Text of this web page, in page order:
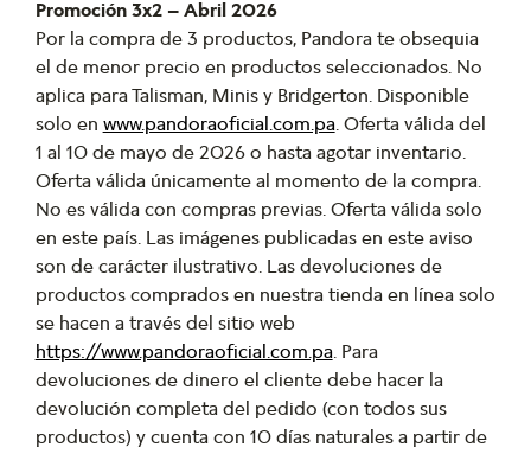
Promoción 3x2 – Abril 2026
Por la compra de 3 productos, Pandora te obsequia
el de menor precio en productos seleccionados. No
aplica para Talisman, Minis y Bridgerton. Disponible
solo en www.pandoraoficial.com.pa. Oferta válida del
1 al 10 de mayo de 2026 o hasta agotar inventario.
Oferta válida únicamente al momento de la compra.
No es válida con compras previas. Oferta válida solo
en este país. Las imágenes publicadas en este aviso
son de carácter ilustrativo. Las devoluciones de
productos comprados en nuestra tienda en línea solo
se hacen a través del sitio web
https://www.pandoraoficial.com.pa. Para
devoluciones de dinero el cliente debe hacer la
devolución completa del pedido (con todos sus
productos) y cuenta con 10 días naturales a partir de